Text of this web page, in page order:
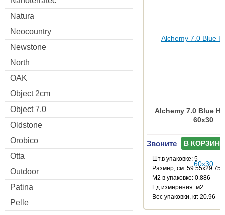
Natura
Neocountry
Newstone
North
OAK
Object 2cm
Object 7.0
Oldstone
Orobico
Otta
Outdoor
Patina
Pelle
Alchemy 7.0 Blue
60x30
Звоните В КОРЗИНУ
Шт.в упаковке: 5
Размер, см: 59.55x29.75
М2 в упаковке: 0.886
Ед.измерения: м2
Веc упаковки, кг: 20.96